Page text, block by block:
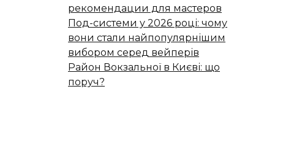
рекомендации для мастеров
Под-системи у 2026 році: чому
вони стали найпопулярнішим
вибором серед вейперів
Район Вокзальної в Києві: що
поруч?